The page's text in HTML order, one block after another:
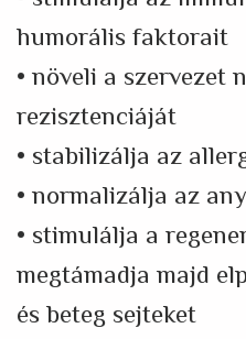
humorális faktorait
• növeli a szervezet
rezisztenciáját
• stabilizálja az
• normalizálja az
• stimulálja a
megtámadja majd
és beteg sejteket